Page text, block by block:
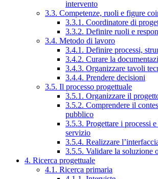
intervento
3.3. Competenze, ruoli e figure
3.3.1. Coordinatore di
3.3.2. Definire ruoli e
3.4. Metodo di lavoro
3.4.1. Definire processi,
3.4.2. Curare la
3.4.3. Organizzare tavoli
3.4.4. Prendere decisioni
3.5. Il processo progettuale
3.5.1. Organizzare il
3.5.2. Comprendere il
pubblico
3.5.3. Progettare i processi e
servizio
3.5.4. Realizzare
3.5.5. Validare la soluzione
4. Ricerca progettuale
4.1. Ricerca primaria